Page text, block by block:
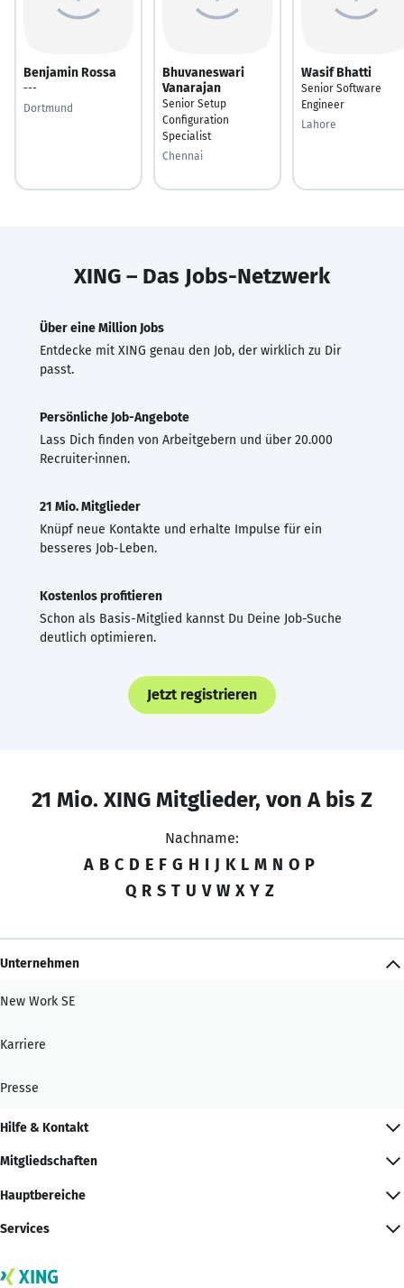
Benjamin Rossa
---
Dortmund
Bhuvaneswari
Vanarajan
Senior Setup
Configuration
Specialist
Chennai
Wasif Bhatti
Senior Software
Engineer
Lahore
XING – Das Jobs-Netzwerk
Über eine Million Jobs
Entdecke mit XING genau den Job, der wirklich zu Dir
passt.
Persönliche Job-Angebote
Lass Dich finden von Arbeitgebern und über 20.000
Recruiter·innen.
21 Mio. Mitglieder
Knüpf neue Kontakte und erhalte Impulse für ein
besseres Job-Leben.
Kostenlos profitieren
Schon als Basis-Mitglied kannst Du Deine Job-Suche
deutlich optimieren.
Jetzt registrieren
21 Mio. XING Mitglieder, von A bis Z
Nachname:
A B C D E F G H I J K L M N O P
Q R S T U V W X Y Z
Unternehmen
New Work SE
Karriere
Presse
Hilfe & Kontakt
Mitgliedschaften
Hauptbereiche
Services